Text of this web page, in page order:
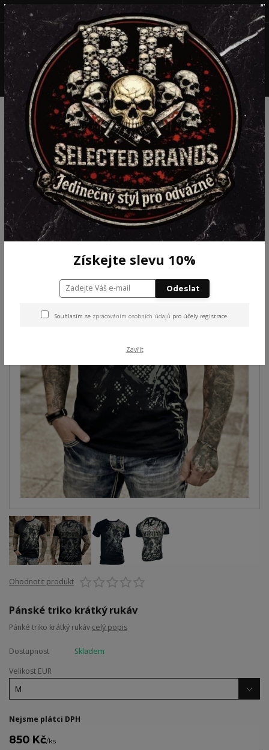
Menu
CZK
+420 777 199 652 (Po-Pá, 8-16 hod.)
0
0 Kč
NOVINKY FAKT OF LIFE PÁNSKÉ TRIKO LABYRINTH ČERNÉ
FAKT OF LIFE PÁNSKÉ TRIKO
LABYRINTH ČERNÉ
Novinka
Ohodnotit produkt
Pánské triko krátký rukáv
Pánké triko krátký rukáv celý popis
Dostupnost
Skladem
Velikost EUR
Nejsme plátci DPH
850 Kč/ks
Získejte slevu 10%
Odeslat
Souhlasím se zpracováním osobních údajů pro účely registrace.
Zavřít